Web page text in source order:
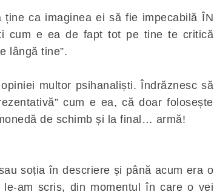
ca imaginea ei să fie impecabilă ÎN
cum e ea de fapt tot pe tine te critică
lângă tine”.
multor psihanaliști. Îndrăznesc să
cum e ea, că doar folosește
de schimb și la final… armă!
soția în descriere și până acum era o
am scris, din momentul în care o vei